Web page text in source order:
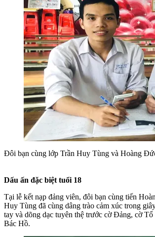
Đôi bạn cùng lớp Trần Huy Tùng và Hoàng
Dấu ấn đặc biệt tuổi 18
Tại lễ kết nạp đảng viên, đôi bạn cùng tiến
Huy Tùng đã cùng dâng trào cảm xúc trong
tay và dõng dạc tuyên thệ trước cờ Đảng, cờ Tổ
Bác Hồ.